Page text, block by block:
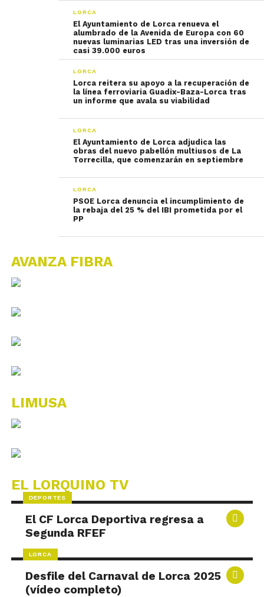
LORCA
El Ayuntamiento de Lorca renueva el
alumbrado de la Avenida de Europa con 60
nuevas luminarias LED tras una inversión de
casi 39.000 euros
LORCA
Lorca reitera su apoyo a la recuperación de
la línea ferroviaria Guadix-Baza-Lorca tras
un informe que avala su viabilidad
LORCA
El Ayuntamiento de Lorca adjudica las
obras del nuevo pabellón multiusos de La
Torrecilla, que comenzarán en septiembre
LORCA
PSOE Lorca denuncia el incumplimiento de
la rebaja del 25 % del IBI prometida por el
PP
AVANZA FIBRA
LIMUSA
EL LORQUINO TV
DEPORTES
El CF Lorca Deportiva regresa a
Segunda RFEF
LORCA
Desfile del Carnaval de Lorca 2025
(vídeo completo)